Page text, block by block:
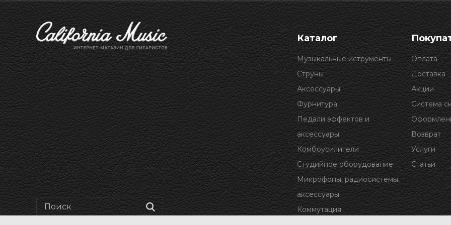
Каталог
Музыкальные иструменты
Струны
Аксессуары
Фурнитура
Педали эффектов и
аксессуары
Комбоусилители
Студийное оборудование
Микрофоны, радиосистемы,
аксессуары
Коммутация
Оплата
Доставка
Акции
Система
Возврат
Услуги
Статьи